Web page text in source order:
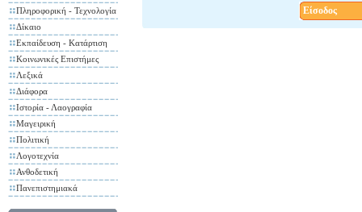
Πληροφορική - Τεχνολογία
Δίκαιο
Εκπαίδευση - Κατάρτιση
Κοινωνικές Επιστήμες
Λεξικά
Διάφορα
Ιστορία - Λαογραφία
Μαγειρική
Πολιτική
Λογοτεχνία
Ανθοδετική
Πανεπιστημιακά
Είσοδος